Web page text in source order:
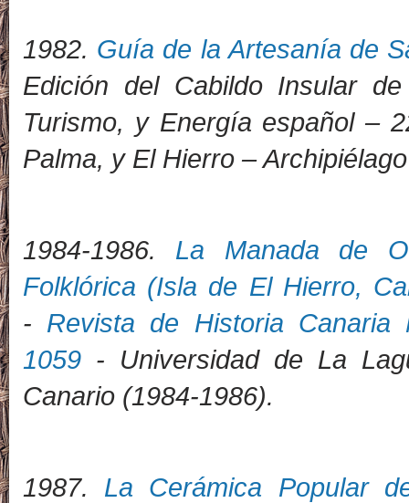
1982. Guía de la Artesanía de
Edición del Cabildo Insular
Turismo, y Energía español–
Palma, y El Hierro –
1984-1986. La Manada de
Folklórica (Isla de El Hierro,
- Revista de Historia Canaria
1059 - Universidad de La
Canario (1984-1986).
1987. La Cerámica Popular